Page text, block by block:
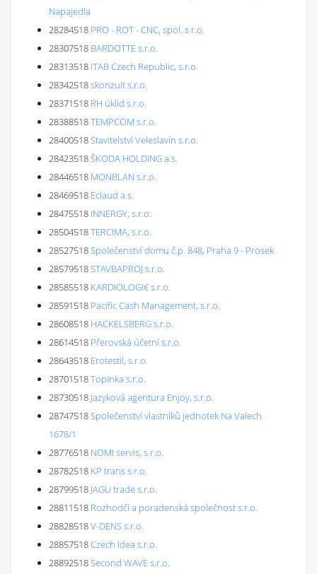
Napajedla
28284518 PRO - ROT - CNC, spol. s r.o.
28307518 BARDOTTE s.r.o.
28313518 ITAB Czech Republic, s.r.o.
28342518skonzult s.r.o.
28371518 RH úklid s.r.o.
28388518TEMPCOM s.r.o.
28400518Stavitelství Veleslavín s.r.o.
28423518ŠKODA HOLDING a.s.
28446518 MONBLAN s.r.o.
28469518 Eclaud a.s.
28475518 INNERGY, s.r.o.
28504518TERCIMA, s.r.o.
28527518Společenství domu č.p. 848, Praha 9 - Prosek
28579518STAVBAPROJ s.r.o.
28585518 KARDIOLOGI€ s.r.o.
28591518 Pacific Cash Management, s.r.o.
28608518 HACKELSBERG s.r.o.
28614518 Přerovská účetní s.r.o.
28643518 Erotestil, s.r.o.
28701518Topinka s.r.o.
28730518 Jazyková agentura Enjoy, s.r.o.
28747518Společenství vlastníků jednotek Na Valech
1678/1
28776518 NOMI servis, s.r.o.
28782518 KP trans s.r.o.
28799518 JAGU trade s.r.o.
28811518 Rozhodčí a poradenská společnost s.r.o.
28828518V-DENS s.r.o.
28857518Czech Idea s.r.o.
28892518Second WAVE s.r.o.